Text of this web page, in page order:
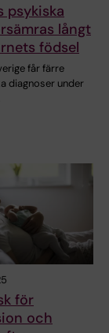
psykiska
långt
födsel
får färre
diagnoser under
för
och